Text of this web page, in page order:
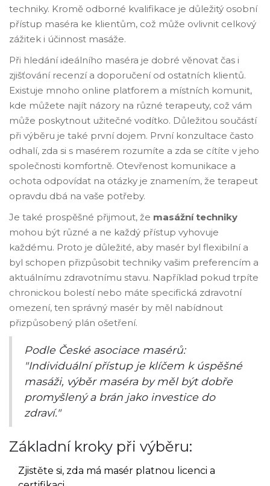
techniky. Kromě odborné kvalifikace je důležitý osobní
přístup maséra ke klientům, což může ovlivnit celkový
zážitek i účinnost masáže.
Při hledání ideálního maséra je dobré věnovat čas i
zjišťování recenzí a doporučení od ostatních klientů.
Existuje mnoho online platforem a místních komunit,
kde můžete najít názory na různé terapeuty, což vám
může poskytnout užitečné vodítko. Důležitou součástí
při výběru je také první dojem. První konzultace často
odhalí, zda si s masérem rozumíte a zda se cítíte v jeho
společnosti komfortně. Otevřenost komunikace a
ochota odpovídat na otázky je znamením, že terapeut
opravdu dbá na vaše potřeby.
Je také prospěšné přijmout, že masážní techniky
mohou být různé a ne každý přístup vyhovuje
každému. Proto je důležité, aby masér byl flexibilní a
byl schopen přizpůsobit techniky vašim preferencím a
aktuálnímu zdravotnímu stavu. Například pokud trpíte
chronickou bolestí nebo máte specifická zdravotní
omezení, ten správný masér by měl nabídnout
přizpůsobený plán ošetření.
Podle České asociace masérů:
"Individuální přístup je klíčem k úspěšné
masáži, výběr maséra by měl být dobře
promyšlený a brán jako investice do
zdraví."
Základní kroky při výběru:
Zjistěte si, zda má masér platnou licenci a